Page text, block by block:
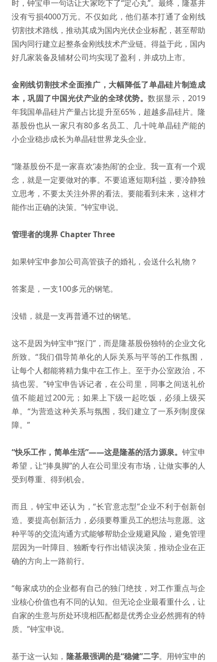
时，钟宝申一句话让大家吃下了“定心丸”。最终，隆基并
没有亏损4000万元。不仅如此，他们基本打通了金刚线
切割技术路线，推动其成为国内光伏企业标配，甚至帮助
国内同行建立起整条金刚线技术产业链。得益于此，国内
好几家装备及辅材公司均实现了盈利，并成功上市。
金刚线切割技术全面推广，大幅降低了单晶硅片制造成
本，巩固了中国光伏产业的全球优势。数据显示，2019
年我国单晶硅片产量占比提升至65%，超越多晶硅片。隆
基股份也从一家只有80多名员工、几十吨单晶硅产能的
小企业稳步成长为单晶硅世界龙头企业。
“隆基股份不是一家喜欢‘凑热闹’的企业。我一直有一个观
念，就是一定要做对的事。不要追逐短期利益，要冷静独
立思考，不要太关注外界的看法。要能看到未来，这样才
能作出正确的决策。”钟宝申说。
管理者的境界 Chapter Three
如果钟宝申参加公司高管孩子的婚礼，会送什么礼物？
答案是，一支100多元的钢笔。
没错，就是一支再普通不过的钢笔。
这不是因为钟宝申“抠门”，而是隆基股份独特的企业文化
所致。“我们倡导简单化的人际关系与平等的工作氛围，
让每个人都能将精力集中在工作上。至于办公室政治，不
搞也罢。”钟宝申告诉记者，在公司里，同事之间送礼价
值不能超过200元；如果上下级一起吃饭，必须上级买
单。“为营造这种关系与氛围，我们建立了一系列制度保
障。”
“快乐工作，简单生活”——这是隆基的活力源泉。 钟宝申
希望，让“捧臭脚”的人在公司里没有市场，让做实事的人
受到尊重、得到机会。
而且，钟宝申还认为，“长官意志型”企业不利于创新创
造。要提高创新活力，必须要尊重员工的想法与意愿。这
种平等的交流沟通方式能够帮助企业规避风险，避免管理
层因为一叶障目、独断专行作出错误决策，推动企业在正
确的方向上一路前行。
“每家成功的企业都有自己的独门绝技，对工作重点与企
业核心价值也有不同的认知。但无论企业最看重什么，让
自家的生意与所处环境相匹配都是优秀企业必然拥有的特
质。”钟宝申说。
基于这一认知， 隆基最强调的是“稳健”二字。用钟宝申的